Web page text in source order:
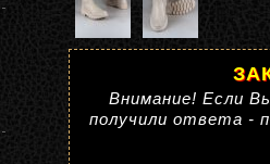
Внимание! Если
получили ответа -